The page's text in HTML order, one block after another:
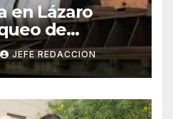
en Lázaro
de
a Cambio
JEFE REDACCION